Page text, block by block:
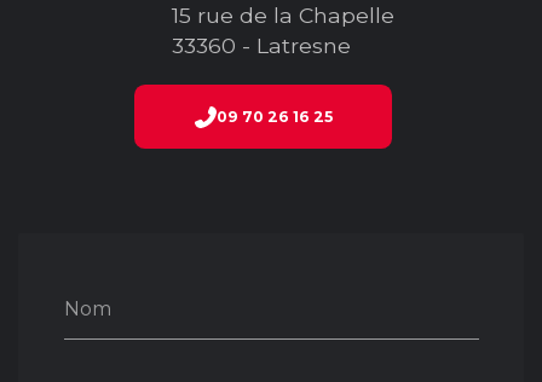
Nom
15 rue de la Chapelle
33360 - Latresne
09 70 26 16 25